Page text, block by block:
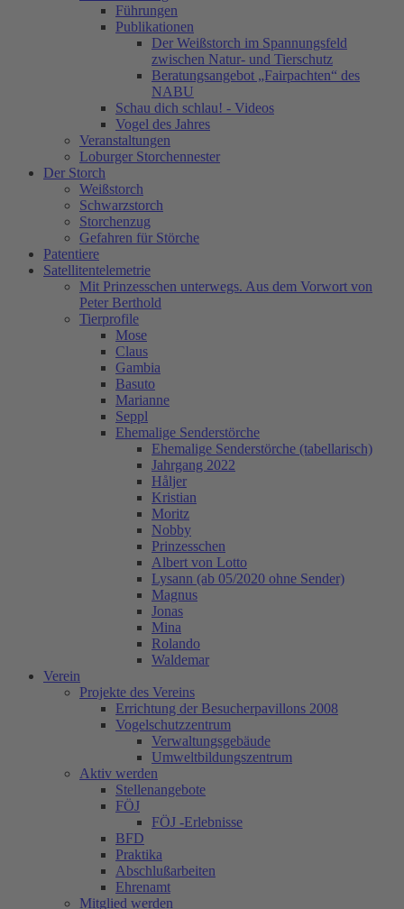
Führungen
Publikationen
Der Weißstorch im Spannungsfeld
zwischen Natur- und Tierschutz
Beratungsangebot „Fairpachten“ des
NABU
Schau dich schlau! - Videos
Vogel des Jahres
Veranstaltungen
Loburger Storchennester
Der Storch
Weißstorch
Schwarzstorch
Storchenzug
Gefahren für Störche
Patentiere
Satellitentelemetrie
Mit Prinzesschen unterwegs. Aus dem Vorwort von
Peter Berthold
Tierprofile
Mose
Claus
Gambia
Basuto
Marianne
Seppl
Ehemalige Senderstörche
Ehemalige Senderstörche (tabellarisch)
Jahrgang 2022
Håljer
Kristian
Moritz
Nobby
Prinzesschen
Albert von Lotto
Lysann (ab 05/2020 ohne Sender)
Magnus
Jonas
Mina
Rolando
Waldemar
Verein
Projekte des Vereins
Errichtung der Besucherpavillons 2008
Vogelschutzzentrum
Verwaltungsgebäude
Umweltbildungszentrum
Aktiv werden
Stellenangebote
FÖJ
FÖJ -Erlebnisse
BFD
Praktika
Abschlußarbeiten
Ehrenamt
Mitglied werden